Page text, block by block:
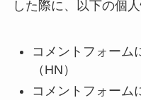
した際に、以下の個
コメントフォーム
（HN）
コメントフォーム